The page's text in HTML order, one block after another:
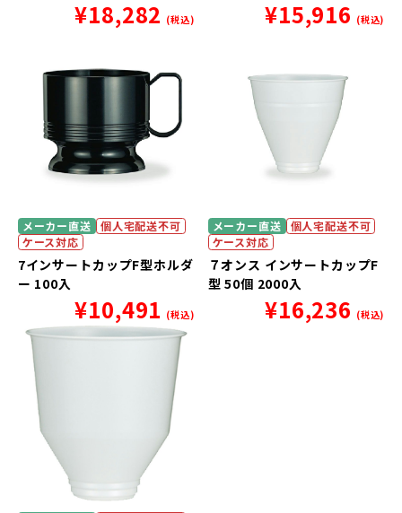
¥18,282 (税込) ¥15,916 (税込)
メーカー直送
個人宅配送不可
ケース対応
7インサートカップF型ホルダ
ー 100入
¥10,491 (税込)
メーカー直送
個人宅配送不可
ケース対応
７オンス インサートカップF
型 50個 2000入
¥16,236 (税込)